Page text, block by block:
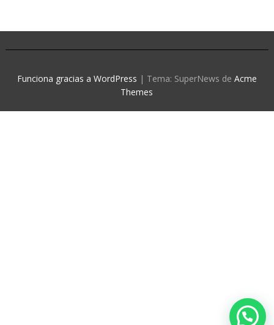
Funciona gracias a WordPress | Tema: SuperNews de Acme
Themes